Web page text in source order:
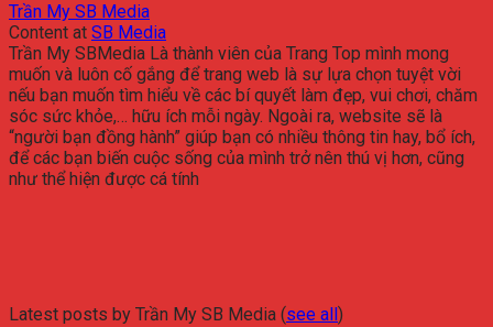
Trần My SB Media
Content at SB Media
Trần My SBMedia Là thành viên của Trang Top mình mong
muốn và luôn cố gắng để trang web là sự lựa chọn tuyệt vời
nếu bạn muốn tìm hiểu về các bí quyết làm đẹp, vui chơi, chăm
sóc sức khỏe,… hữu ích mỗi ngày. Ngoài ra, website sẽ là
“người bạn đồng hành” giúp bạn có nhiều thông tin hay, bổ ích,
để các bạn biến cuộc sống của mình trở nên thú vị hơn, cũng
như thể hiện được cá tính
Latest posts by Trần My SB Media (see all )